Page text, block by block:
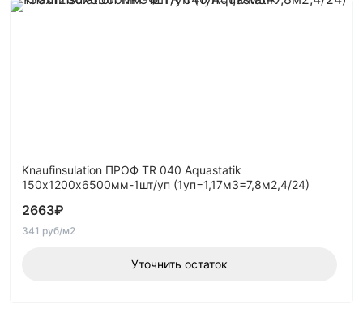
Knaufinsulation ПРОФ TR 040 Aquastatik
150х1200х6500мм-1шт/уп (1уп=1,17м3=7,8м2,4/24)
2663₽
341 руб/м2
Уточнить остаток